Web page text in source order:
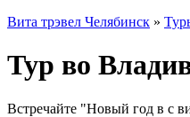
Вита трэвел Челябинск »
Тур во
Встречайте "Новый год в с